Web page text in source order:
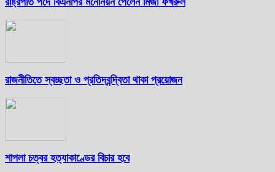
রাজনীতিতে স্বচ্ছতা ও প্রতিদ্বন্দ্বিতা থাকা প্রয়োজন
শাপলা চত্বর হত্যাকাণ্ডের বিচার হবে